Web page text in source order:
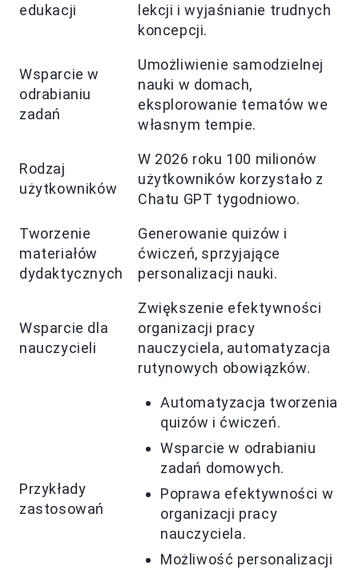
edukacji
lekcji i wyjaśnianie trudnych
koncepcji.
Wsparcie w
odrabianiu
zadań
Umożliwienie samodzielnej
nauki w domach,
eksplorowanie tematów we
własnym tempie.
Rodzaj
użytkowników
W 2026 roku 100 milionów
użytkowników korzystało z
Chatu GPT tygodniowo.
Tworzenie
materiałów
dydaktycznych
Generowanie quizów i
ćwiczeń, sprzyjające
personalizacji nauki.
Wsparcie dla
nauczycieli
Zwiększenie efektywności
organizacji pracy
nauczyciela, automatyzacja
rutynowych obowiązków.
Przykłady
zastosowań
Automatyzacja tworzenia
quizów i ćwiczeń.
Wsparcie w odrabianiu
zadań domowych.
Poprawa efektywności w
organizacji pracy
nauczyciela.
Możliwość personalizacji